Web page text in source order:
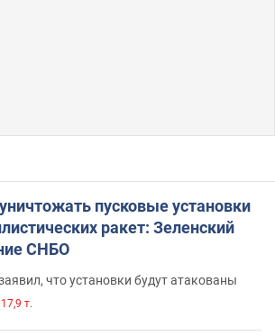
пусковые установки
ракет: Зеленский
СНБО
что установки будут атакованы
т.